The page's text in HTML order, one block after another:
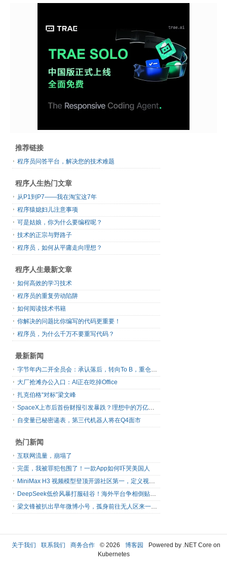
推荐链接
程序员问答平台，解决您的技术难题
程序人生热门文章
从P1到P7——我在淘宝这7年
程序猿媳妇儿注意事项
可是姑娘，你为什么要编程呢？
技术的正宗与野路子
程序员，如何从平庸走向理想？
程序人生最新文章
如何高效的学习技术
程序员的重复劳动陷阱
如何阅读技术书籍
你解决的问题比你编写的代码更重要！
程序员，为什么千万不要重写代码？
最新新闻
字节年内二开全员会：承认落后，转向To B，重仓年轻人
大厂抢滩办公入口：AI正在吃掉Office
扎克伯格“对标”梁文峰
SpaceX上市后首份财报引发暴跌？理想中的万亿营收太空AI公司，正在靠地面AI云挣钱
自变量已秘密递表，第三代机器人将在Q4面市
热门新闻
互联网流量，崩塌了
完蛋，我被罪犯包围了！一款App如何吓哭美国人
MiniMax H3 视频模型登顶开源社区第一，定义视频模型领域“斩杀线”
DeepSeek低价风暴打服硅谷！海外平台争相倒贴V4 Flash
梁文锋被扒出早年微博小号，孤身前往无人区来一场相当 deep 的 seek 旅行
关于我们 联系我们 商务合作 © 2026 博客园
Powered by .NET Core on
Kubernetes